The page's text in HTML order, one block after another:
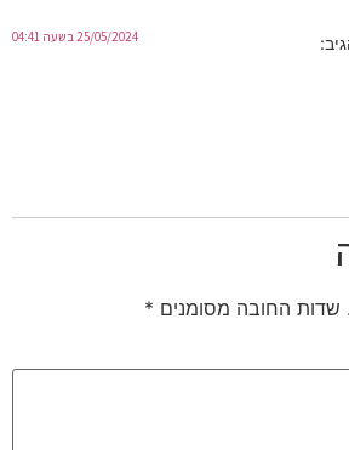
25/05/2024 בשעה 04:41
שדות החובה מסומנים*